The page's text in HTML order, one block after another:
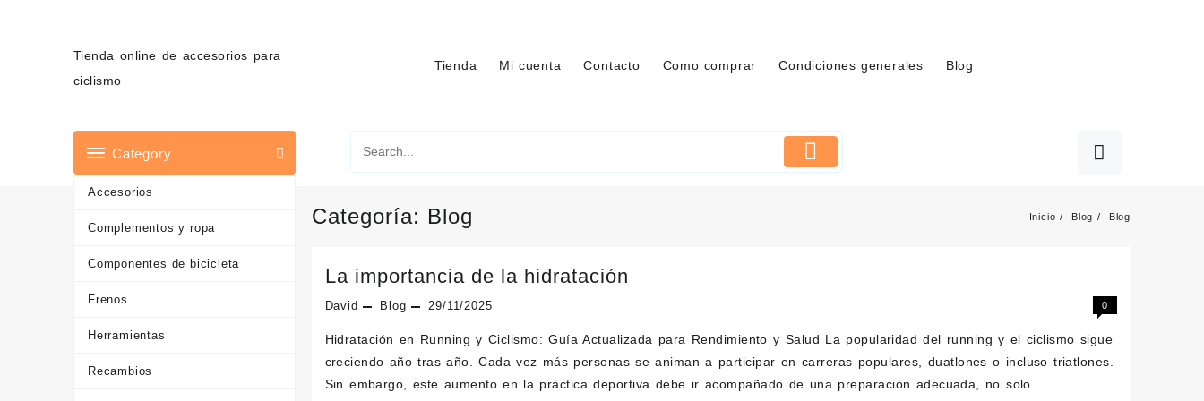
Tienda online de accesorios para
ciclismo
Tienda Mi cuenta Contacto Como comprar Condiciones generales Blog
Category
Accesorios
Complementos y ropa
Componentes de bicicleta
Frenos
Herramientas
Recambios
Categoría: Blog Inicio Blog Blog
La importancia de la hidratación
David Blog 29/11/2025 0
Hidratación en Running y Ciclismo: Guía Actualizada para Rendimiento y Salud La popularidad del running y el ciclismo sigue
creciendo año tras año. Cada vez más personas se animan a participar en carreras populares, duatlones o incluso triatlones.
Sin embargo, este aumento en la práctica deportiva debe ir acompañado de una preparación adecuada, no solo …